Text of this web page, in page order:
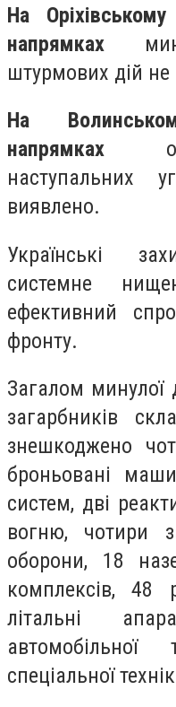
На
напрямках
штурмових дій
На
напрямках
наступальних
виявлено.
Українські
системне
ефективний
фронту.
Загалом минулої
загарбників
знешкоджено
броньовані
систем, дві
вогню, чотири
оборони, 18
комплексів, 48
літальні
спеціальної